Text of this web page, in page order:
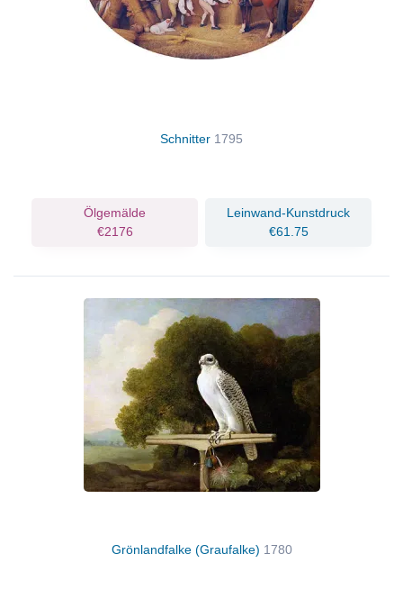
Schnitter 1795
Ölgemälde
€2176
Leinwand-Kunstdruck
€61.75
Grönlandfalke (Graufalke) 1780